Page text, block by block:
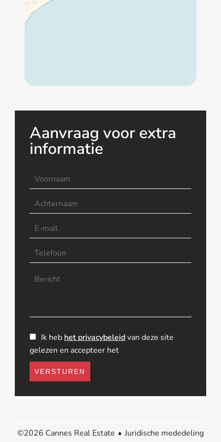
Aanvraag voor extra
informatie
Ik heb het privacybeleidvan deze site
gelezen en accepteer het
VERSTUREN
©2026 Cannes Real Estate
Juridische mededeling